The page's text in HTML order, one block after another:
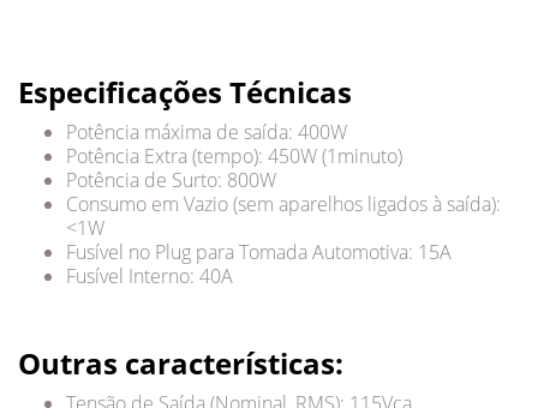
Especificações Técnicas
Potência máxima de saída: 400W
Potência Extra (tempo): 450W (1minuto)
Potência de Surto: 800W
Consumo em Vazio (sem aparelhos ligados à saída):
<1W
Fusível no Plug para Tomada Automotiva: 15A
Fusível Interno: 40A
Outras características: